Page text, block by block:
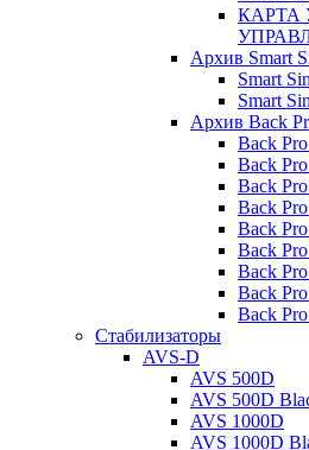
КАРТА
Архив Smart
Smart
Smart
Архив Back
Back
Back
Back
Back
Back
Back
Back
Back
Back
Стабилизаторы
AVS-D
AVS 500D
AVS 500D
AVS 1000D
AVS 1000D